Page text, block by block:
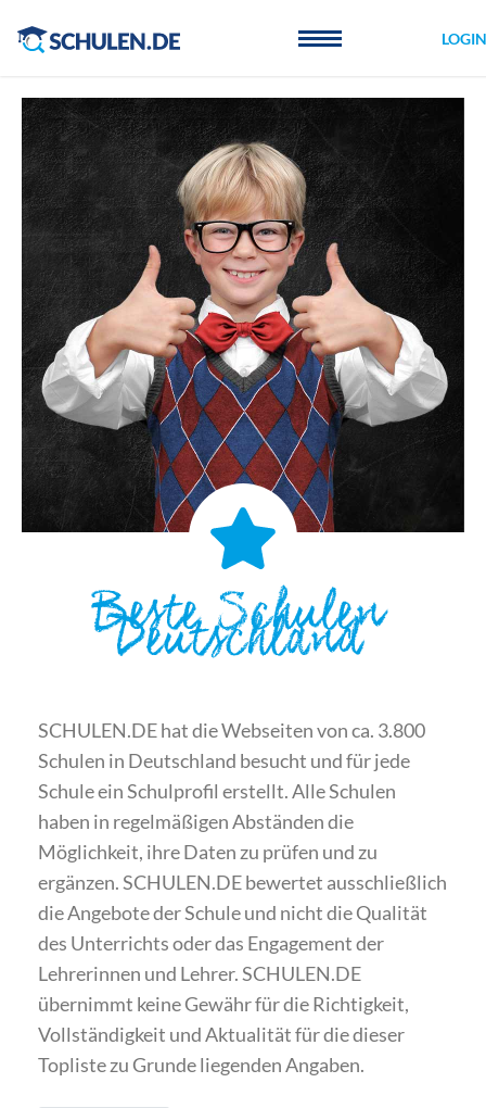
LOGIN
Beste Schulen
Deutschland
SCHULEN.DE hat die Webseiten von ca. 3.800
Schulen in Deutschland besucht und für jede
Schule ein Schulprofil erstellt. Alle Schulen
haben in regelmäßigen Abständen die
Möglichkeit, ihre Daten zu prüfen und zu
ergänzen. SCHULEN.DE bewertet ausschließlich
die Angebote der Schule und nicht die Qualität
des Unterrichts oder das Engagement der
Lehrerinnen und Lehrer. SCHULEN.DE
übernimmt keine Gewähr für die Richtigkeit,
Vollständigkeit und Aktualität für die dieser
Topliste zu Grunde liegenden Angaben.